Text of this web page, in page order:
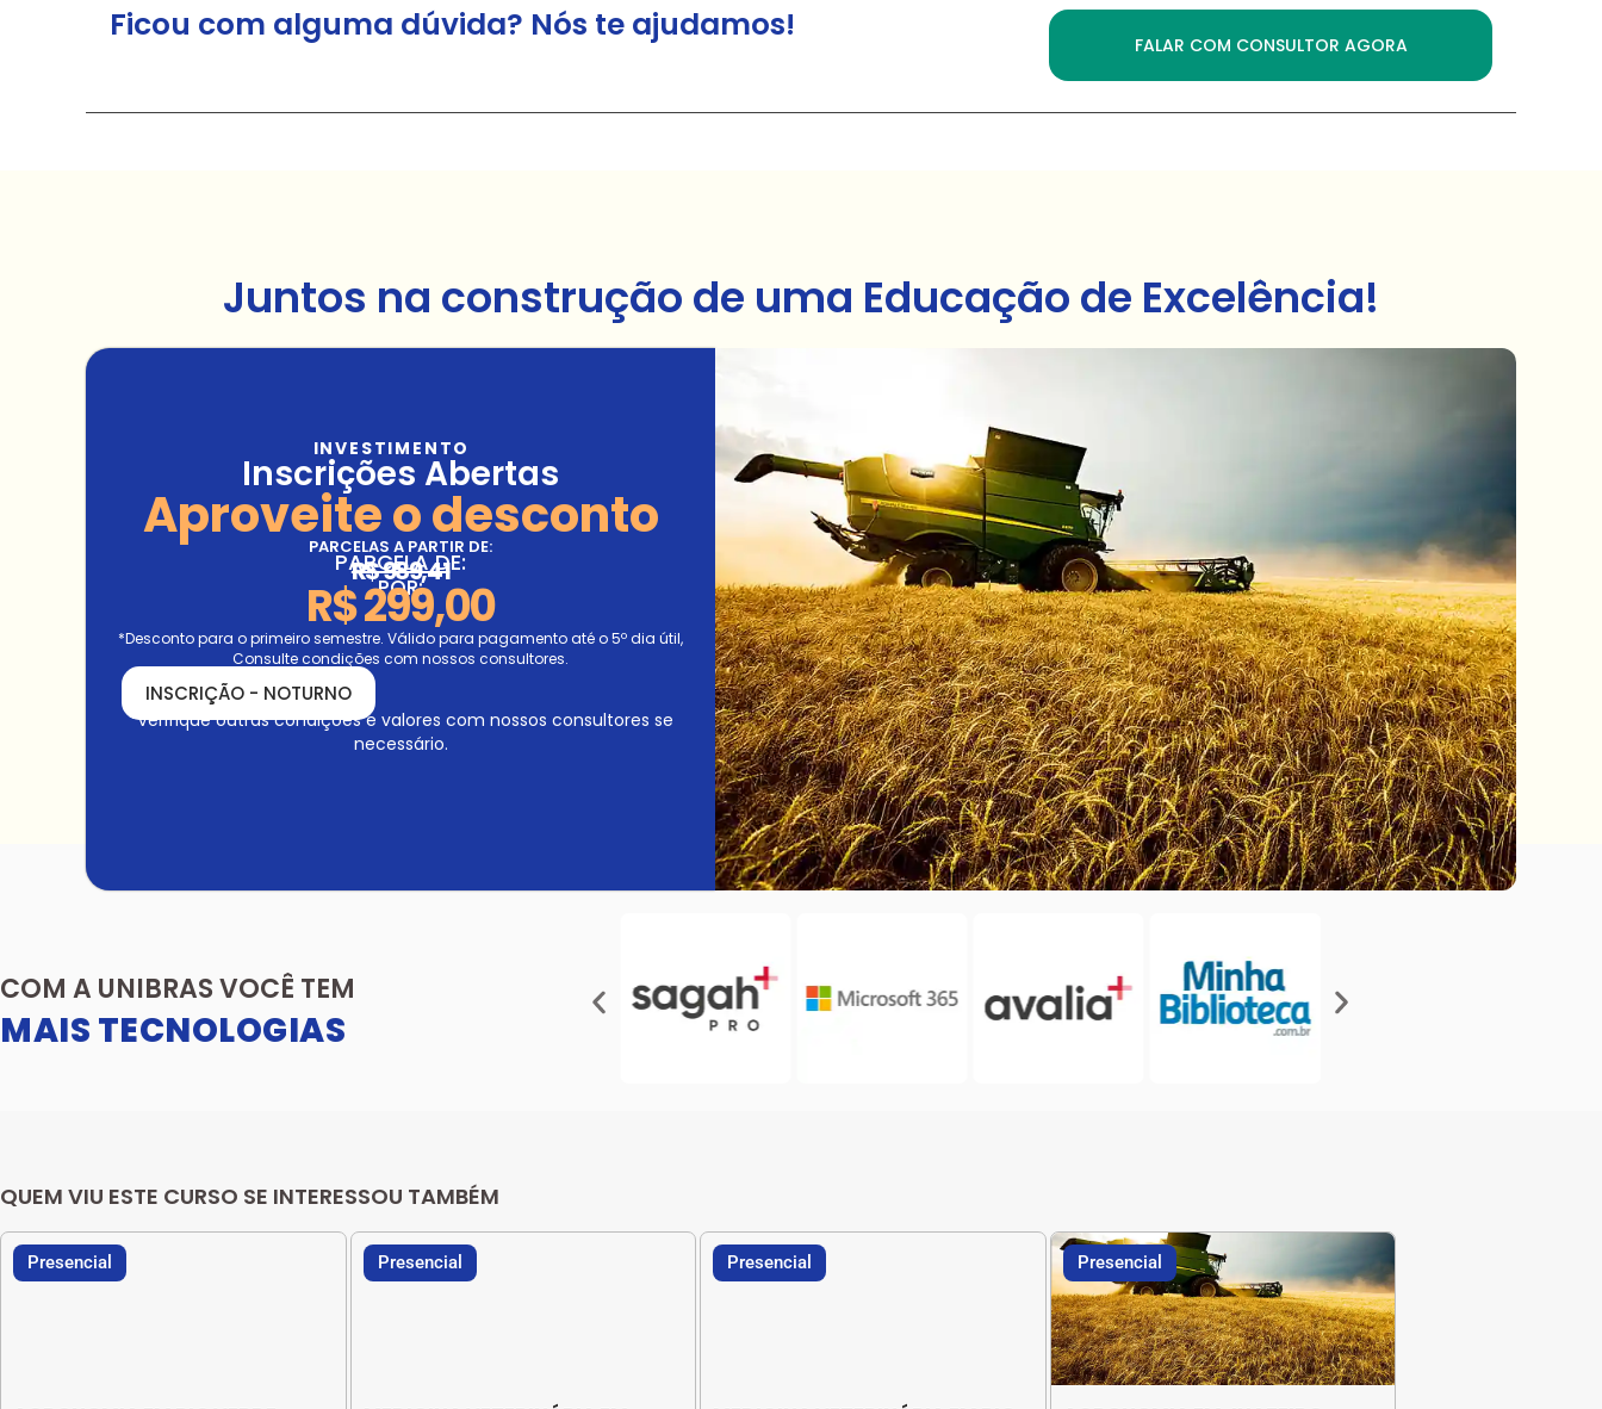
Ficou com alguma dúvida? Nós te ajudamos! FALAR COM CONSULTOR AGORA
Juntos na construção de uma Educação de Excelência!
INVESTIMENTO
Inscrições Abertas
Aproveite o desconto
PARCELAS A PARTIR DE:
PARCELA DE:
R$ 989,41
POR:
R$ 299,00
*Desconto para o primeiro semestre. Válido para pagamento até o 5º dia útil,
Consulte condições com nossos consultores.
INSCRIÇÃO - NOTURNO
*Verifique outras condições e valores com nossos consultores se
necessário.
COM A UNIBRAS VOCÊ TEM
MAIS TECNOLOGIAS
QUEM VIU ESTE CURSO SE INTERESSOU TAMBÉM
Presencial Presencial Presencial Presencial